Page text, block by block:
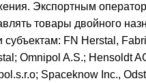
Экспортным
товары двойного
FN Herstal,
Omnipol A.S.; Hensoldt
Spaceknow Inc.,